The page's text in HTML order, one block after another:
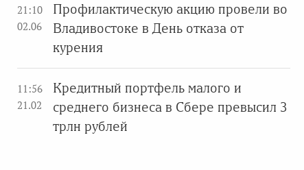
21:10
02.06
Профилактическую акцию провели во
Владивостоке в День отказа от
курения
11:56
21.02
Кредитный портфель малого и
среднего бизнеса в Сбере превысил 3
трлн рублей